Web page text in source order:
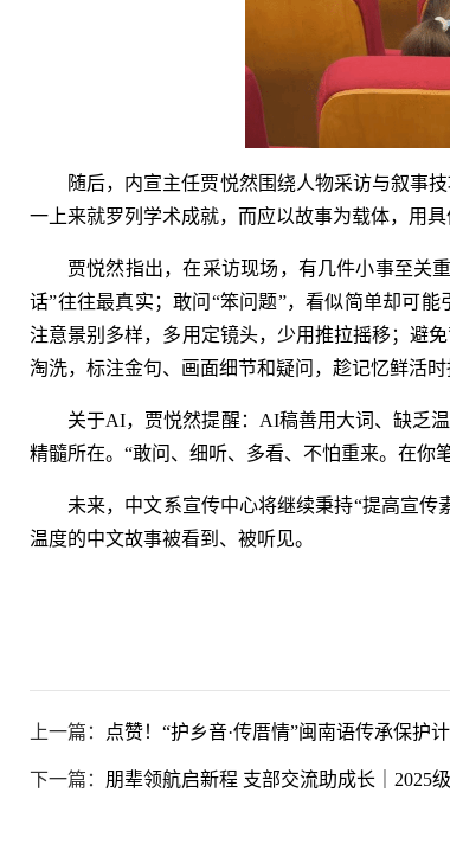
随后，内宣主任贾悦然围绕人物采访与叙事
一上来就罗列学术成就，而应以故事为载体，用
贾悦然指出，在采访现场，有几件小事至关
话”往往最真实；敢问“笨问题”，看似简单却可
注意景别多样，多用定镜头，少用推拉摇移；避
淘洗，标注金句、画面细节和疑问，趁记忆鲜活时
关于AI，贾悦然提醒：AI稿善用大词、缺乏
精髓所在。“敢问、细听、多看、不怕重来。在你
未来，中文系宣传中心将继续秉持“提高宣
温度的中文故事被看到、被听见。
上一篇： 点赞！“护乡音·传厝情”闽南语传承保护
下一篇： 朋辈领航启新程 支部交流助成长｜2025